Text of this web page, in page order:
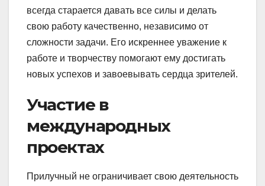
всегда старается давать все силы и делать
свою работу качественно, независимо от
сложности задачи. Его искреннее уважение к
работе и творчеству помогают ему достигать
новых успехов и завоевывать сердца зрителей.
Участие в
международных
проектах
Прилучный не ограничивает свою деятельность